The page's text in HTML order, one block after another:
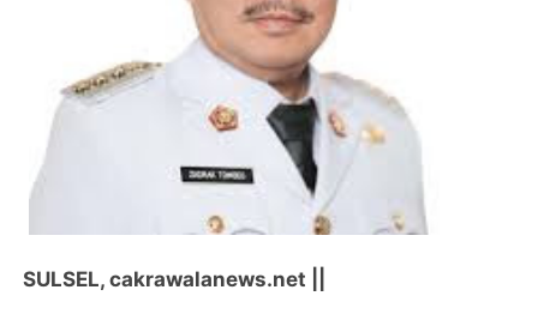
SULSEL, cakrawalanews.net ||